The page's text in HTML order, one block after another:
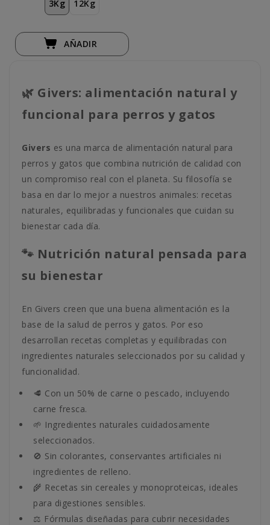
3Kg 12Kg
AÑADIR
🌿 Givers: alimentación natural y
funcional para perros y gatos
Givers es una marca de alimentación natural para
perros y gatos que combina nutrición de calidad con
un compromiso real con el planeta. Su filosofía se
basa en dar lo mejor a nuestros animales: recetas
naturales, equilibradas y funcionales que cuidan su
bienestar cada día.
🐾 Nutrición natural pensada para
su bienestar
En Givers creen que una buena alimentación es la
base de la salud de perros y gatos. Por eso
desarrollan recetas completas y equilibradas con
ingredientes naturales seleccionados por su calidad y
funcionalidad.
🥩 Con un 50% de carne o pescado, incluyendo
carne fresca.
🌱 Ingredientes naturales cuidadosamente
seleccionados.
🚫 Sin colorantes, conservantes artificiales ni
ingredientes de relleno.
🌾 Recetas sin cereales y monoproteicas, ideales
para digestiones sensibles.
⚖️ Fórmulas diseñadas para cubrir necesidades